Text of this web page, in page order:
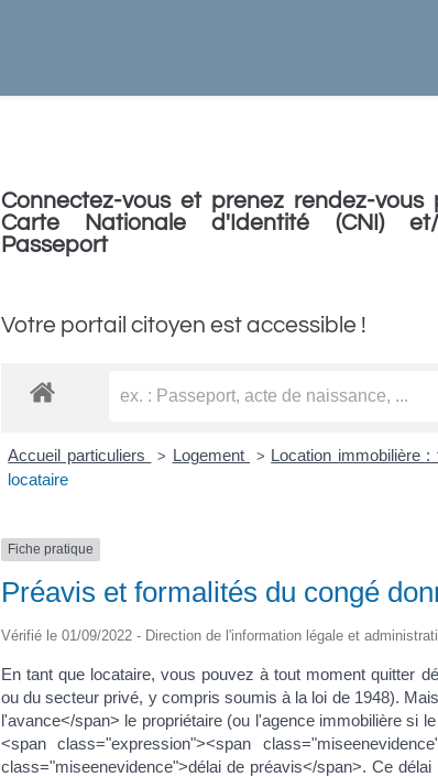
Connectez-vous et prenez rendez-vous
Carte Nationale d'Identité (CNI)
Passeport
Votre portail citoyen est accessible !
Accueil particuliers > Logement > Location immobilière :
locataire
Fiche pratique
Préavis et formalités du congé
Vérifié le 01/09/2022 - Direction de l'information légale et
En tant que locataire, vous pouvez à tout moment quitter
ou du secteur privé, y compris soumis à la loi de 1948).
l'avance</span> le propriétaire (ou l'agence immobilière si
<span class="expression"><span
class="miseenevidence">délai de préavis</span>. Ce